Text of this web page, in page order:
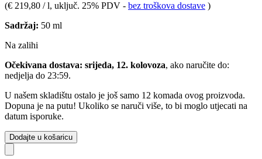
(€ 219,80 / l, uključ. 25% PDV - bez troškova dostave )
Sadržaj: 50 ml
Na zalihi
Očekivana dostava: srijeda, 12. kolovoza, ako naručite do:
nedjelja do 23:59.
U našem skladištu ostalo je još samo 12 komada ovog proizvoda.
Dopuna je na putu! Ukoliko se naruči više, to bi moglo utjecati na
datum isporuke.
Dodajte u košaricu